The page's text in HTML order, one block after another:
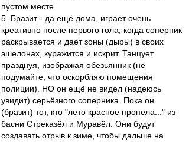
пустом месте.
5. Бразит - да ещё дома, играет очень
креативно после первого гола, когда соперник
раскрывается и дает зоны (дыры) в своих
эшелонах, куражится и искрит. Танцует
празднуя, изображая обезьянник (не
подумайте, что оскорбляю помещения
полиции). НО он ещё не видел (надеюсь
увидит) серьёзного соперника. Пока он
(бразит) тот, кто "лето красное пропела..." из
басни Стреказёл и Муравёл. Они будут
создавать отрыв к зиме, чтобы дальше на